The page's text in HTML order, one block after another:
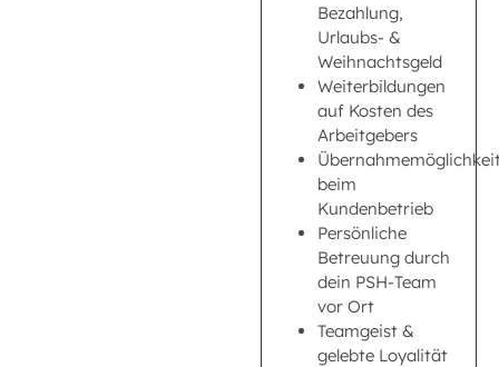
Bezahlung,
Urlaubs- &
Weihnachtsgeld
Weiterbildungen
auf Kosten des
Arbeitgebers
beim
Kundenbetrieb
Persönliche
Betreuung durch
dein PSH-Team
vor Ort
Teamgeist &
gelebte Loyalität